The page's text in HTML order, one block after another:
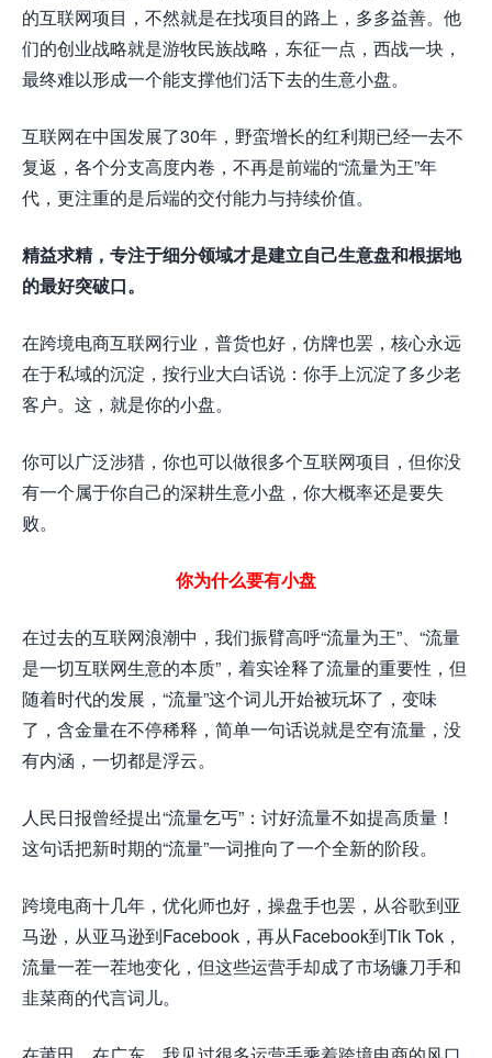
的互联网项目，不然就是在找项目的路上，多多益善。他
们的创业战略就是游牧民族战略，东征一点，西战一块，
最终难以形成一个能支撑他们活下去的生意小盘。
互联网在中国发展了30年，野蛮增长的红利期已经一去不
复返，各个分支高度内卷，不再是前端的“流量为王”年
代，更注重的是后端的交付能力与持续价值。
精益求精，专注于细分领域才是建立自己生意盘和根据地
的最好突破口。
在跨境电商互联网行业，普货也好，仿牌也罢，核心永远
在于私域的沉淀，按行业大白话说：你手上沉淀了多少老
客户。这，就是你的小盘。
你可以广泛涉猎，你也可以做很多个互联网项目，但你没
有一个属于你自己的深耕生意小盘，你大概率还是要失
败。
你为什么要有小盘
在过去的互联网浪潮中，我们振臂高呼“流量为王”、“流量
是一切互联网生意的本质”，着实诠释了流量的重要性，但
随着时代的发展，“流量”这个词儿开始被玩坏了，变味
了，含金量在不停稀释，简单一句话说就是空有流量，没
有内涵，一切都是浮云。
人民日报曾经提出“流量乞丐”：讨好流量不如提高质量！
这句话把新时期的“流量”一词推向了一个全新的阶段。
跨境电商十几年，优化师也好，操盘手也罢，从谷歌到亚
马逊，从亚马逊到Facebook，再从Facebook到Tik Tok，
流量一茬一茬地变化，但这些运营手却成了市场镰刀手和
韭菜商的代言词儿。